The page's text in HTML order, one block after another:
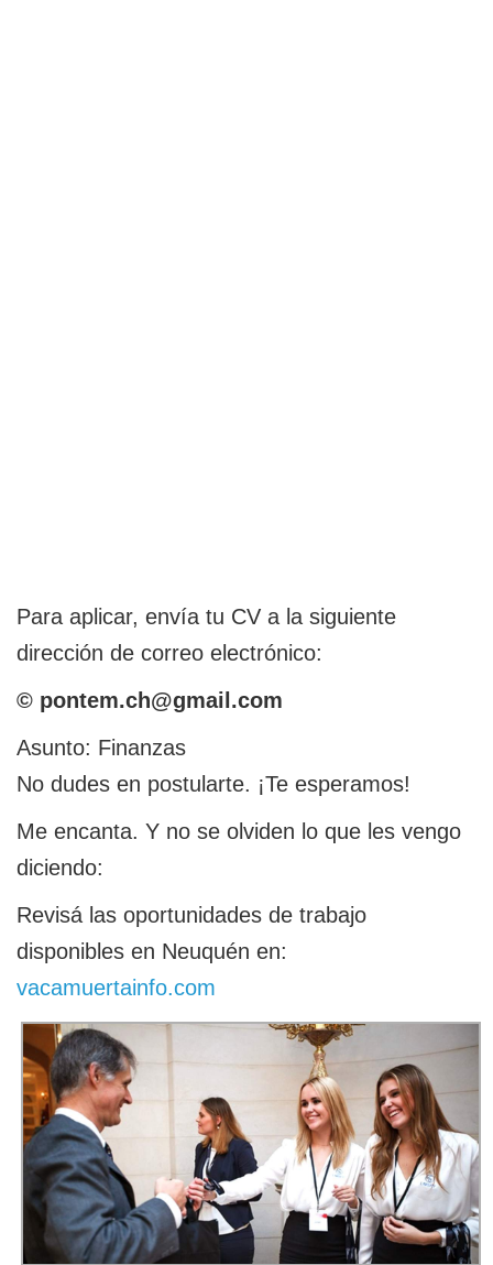
Para aplicar, envía tu CV a la siguiente
dirección de correo electrónico:
© pontem.ch@gmail.com
Asunto: Finanzas
No dudes en postularte. ¡Te esperamos!
Me encanta. Y no se olviden lo que les vengo
diciendo:
Revisá las oportunidades de trabajo
disponibles en Neuquén en:
vacamuertainfo.com